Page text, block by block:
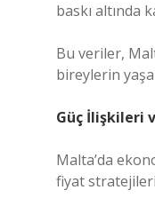
baskı altında
Bu veriler,
bireylerin
Güç İlişkileri
Malta’da
fiyat